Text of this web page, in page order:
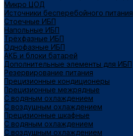
Микро ЦОД
Источники бесперебойного питания
Стоечные ИБП
Напольные ИБП
Трёхфазные ИБП
Однофазные ИБП
АКБ и блоки батарей
Дополнительные элементы для ИБП
Резервирование питания
Прецизионные кондиционеры
Прецизионные межрядные
С водяным охлаждением
С воздушным охлаждением
Прецизионные шкафные
С водяным охлаждением
С воздушным охлаждением